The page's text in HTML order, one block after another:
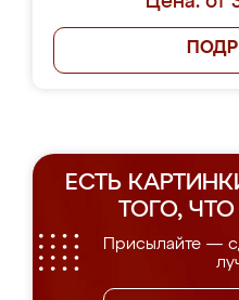
ЕСТЬ
ТОГО,
Присылайте —